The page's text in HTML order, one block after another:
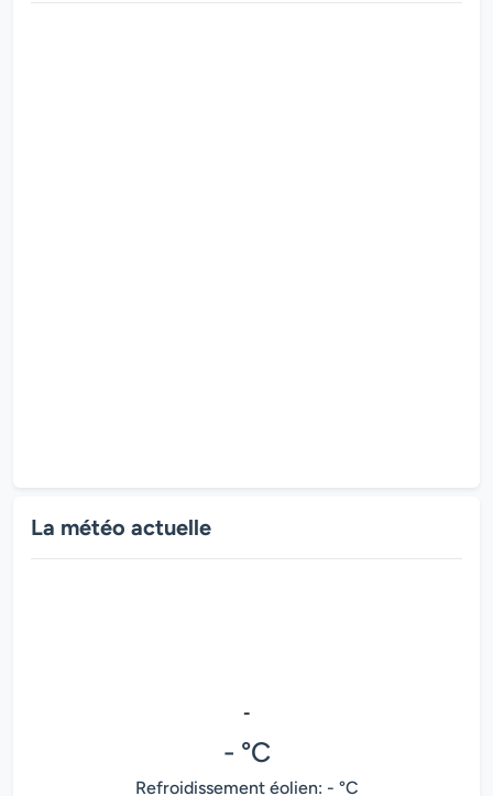
La météo actuelle
-
- °C
Refroidissement éolien: - °C